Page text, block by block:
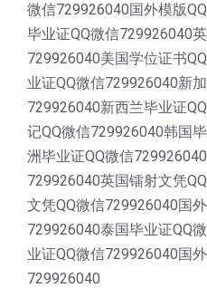
微信729926040国外模版
毕业证QQ微信729926040
729926040美国学位证书
业证QQ微信729926040新
729926040新西兰毕业证
记QQ微信729926040韩国
洲毕业证QQ微信
729926040英国镭射文凭
文凭QQ微信729926040国
729926040泰国毕业证QQ
业证QQ微信729926040国
729926040